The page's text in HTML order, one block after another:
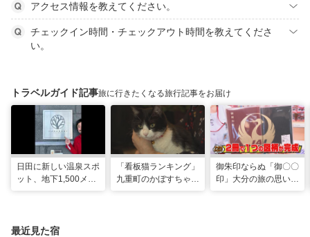
アクセス情報を教えてください。
チェックイン時間・チェックアウト時間を教えてくださ
い。
トラベルガイド記事旅に行きたくなる旅行記事をお届け
日田に新しい温泉スポ
ット、地下1,500メー
「看板猫ランキング」
九重町のかぼすちゃ
御朱印ならぬ「御〇〇
印」大分の旅の思い出
最近見た宿